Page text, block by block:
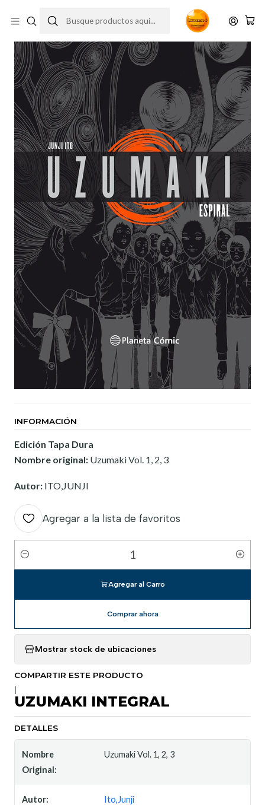
INFORMACIÓN
Edición Tapa Dura
Nombre original: Uzumaki Vol. 1, 2, 3
Autor: ITO,JUNJI
Agregar a la lista de favoritos
Cantidad
Agregar al Carro
Comprar ahora
Mostrar stock de ubicaciones
COMPARTIR ESTE PRODUCTO
UZUMAKI INTEGRAL
DETALLES
Nombre
Original:
Uzumaki Vol. 1, 2, 3
Autor: Ito,Junji